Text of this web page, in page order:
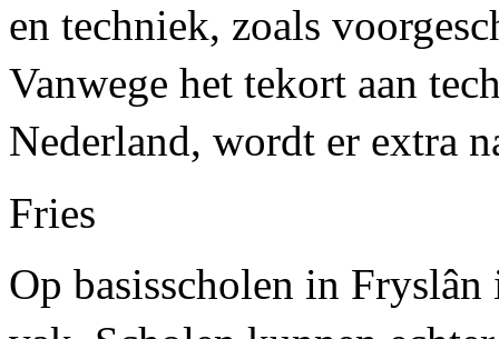
en techniek, zoals
Vanwege het tekort aan
Nederland, wordt er extra
Fries
Op basisscholen in